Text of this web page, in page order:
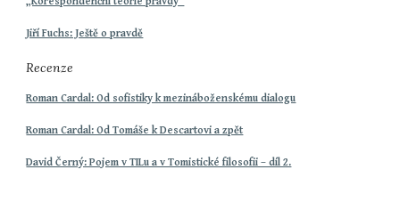
Jiří Fuchs: Ještě o pravdě
Recenze
Roman Cardal: Od sofistiky k mezináboženskému dialogu
Roman Cardal: Od Tomáše k Descartovi a zpět
David Černý: Pojem v TILu a v Tomistické filosofii – díl 2.